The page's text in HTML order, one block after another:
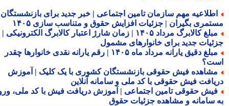
مهم سازمان تامین اجتماعی | خبر جدید برای بازنشستگان و
بگیران | جزئیات افزایش حقوق و متناسب سازی ۱۴۰۵
مبلغ کالابرگ مرداد ۱۴۰۵ | زمان شارژ اعتبار کالابرگ الکترونیکی |
جدید برای خانوارهای مشمول
مبلغ دقیق یارانه مرداد ماه ۱۴۰۵ | رقم یارانه نقدی خانوارها چقدر
فیش حقوقی بازنشستگان کشوری با یک کلیک | آموزش
فیش حقوقی با کد ملی و سامانه آنلاین
حقوقی تامین اجتماعی | آموزش دریافت فیش با کد ملی، ورود
سامانه و مشاهده جزئیات حقوق